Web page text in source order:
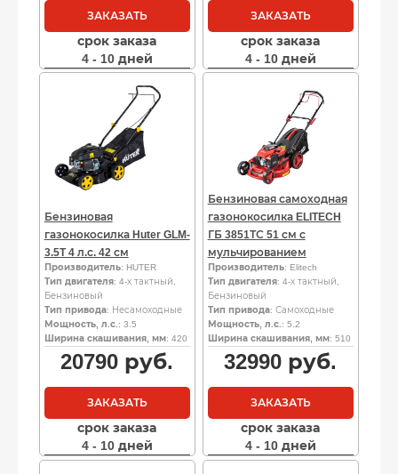
ЗАКАЗАТЬ
срок заказа
4 - 10 дней
ЗАКАЗАТЬ
срок заказа
4 - 10 дней
Бензиновая
газонокосилка Huter GLM-
3.5T 4 л.с. 42 см
Производитель: HUTER
Тип двигателя: 4-х тактный,
Бензиновый
Тип привода: Несамоходные
Мощность, л.с.: 3.5
Ширина скашивания, мм: 420
20790 руб.
ЗАКАЗАТЬ
срок заказа
4 - 10 дней
Бензиновая самоходная
газонокосилка ELITECH
ГБ 3851ТС 51 см с
мульчированием
Производитель: Elitech
Тип двигателя: 4-х тактный,
Бензиновый
Тип привода: Самоходные
Мощность, л.с.: 5.2
Ширина скашивания, мм: 510
32990 руб.
ЗАКАЗАТЬ
срок заказа
4 - 10 дней